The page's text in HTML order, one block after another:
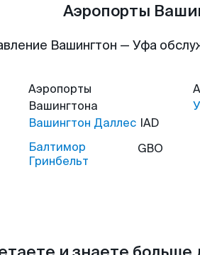
Аэропорты
Вашингтон — Уфа
Аэропорты
Вашингтона
Вашингтон Даллес IAD
Балтимор
Гринбельт
GBO